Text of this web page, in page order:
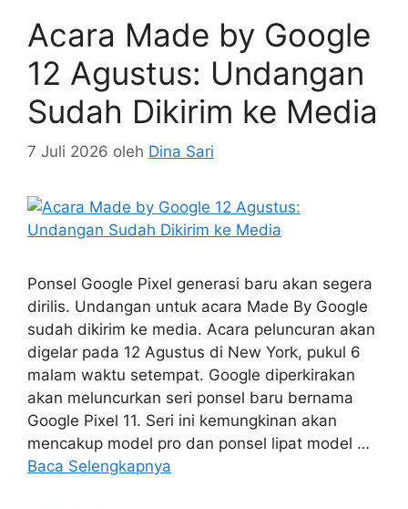
Acara Made by Google
12 Agustus: Undangan
Sudah Dikirim ke Media
7 Juli 2026 oleh Dina Sari
Ponsel Google Pixel generasi baru akan segera
dirilis. Undangan untuk acara Made By Google
sudah dikirim ke media. Acara peluncuran akan
digelar pada 12 Agustus di New York, pukul 6
malam waktu setempat. Google diperkirakan
akan meluncurkan seri ponsel baru bernama
Google Pixel 11. Seri ini kemungkinan akan
mencakup model pro dan ponsel lipat model …
Baca Selengkapnya